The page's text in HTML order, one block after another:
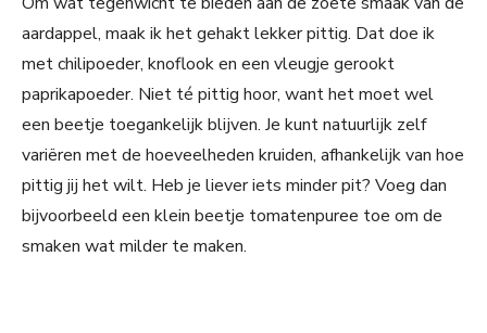
aardappel, maak ik het gehakt lekker pittig. Dat doe ik
met chilipoeder, knoflook en een vleugje gerookt
paprikapoeder. Niet té pittig hoor, want het moet wel
een beetje toegankelijk blijven. Je kunt natuurlijk zelf
variëren met de hoeveelheden kruiden, afhankelijk van hoe
pittig jij het wilt. Heb je liever iets minder pit? Voeg dan
bijvoorbeeld een klein beetje tomatenpuree toe om de
smaken wat milder te maken.